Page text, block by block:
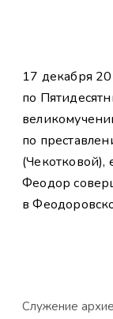
17 декабря
по
по
(Чекотковой),
Феодор
в
Служение